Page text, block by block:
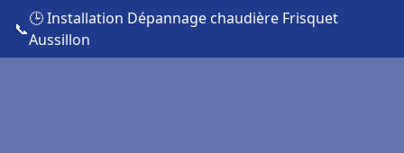
📞
🕒 Installation Dépannage chaudière Frisquet
Aussillon